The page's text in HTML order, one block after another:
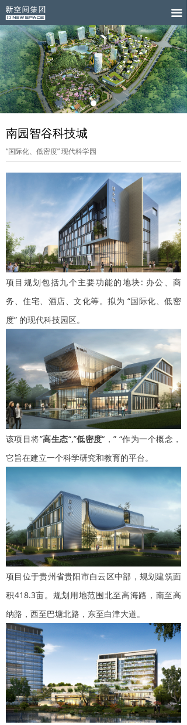
끀
南园智谷科技城
“国际化、低密度” 现代科学园
项目规划包括九个主要功能的地块: 办公、商
务、住宅、酒店、文化等。拟为 “国际化、低密
度” 的现代科技园区。
该项目将”高生态“,”低密度“，” “作为一个概念，
它旨在建立一个科学研究和教育的平台。
项目位于贵州省贵阳市白云区中部，规划建筑面
积418.3亩。规划用地范围北至高海路，南至高
纳路，西至巴塘北路，东至白津大道。